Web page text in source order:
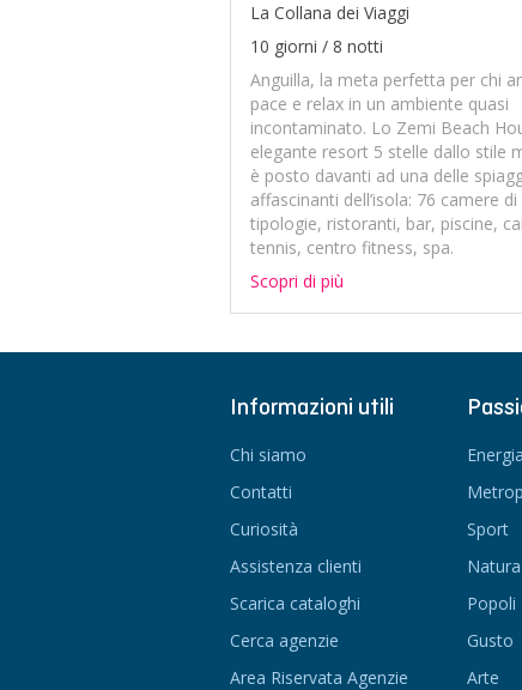
La Collana dei Viaggi
10 giorni / 8 notti
Anguilla, la meta perfetta per chi
pace e relax in un ambiente quasi
incontaminato. Lo Zemi Beach
elegante resort 5 stelle dallo stile
è posto davanti ad una delle
affascinanti dell’isola: 76 camere di
tipologie, ristoranti, bar, piscine,
tennis, centro fitness, spa.
Scopri di più
Informazioni utili
Chi siamo
Contatti
Curiosità
Assistenza clienti
Scarica cataloghi
Cerca agenzie
Area Riservata Agenzie
Energia
Sport
Natura
Popoli
Gusto
Arte